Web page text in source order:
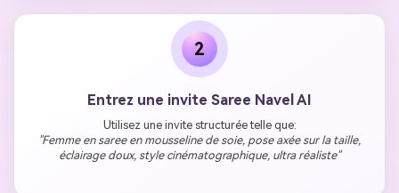
2
Entrez une invite Saree Navel AI
Utilisez une invite structurée telle que:
"Femme en saree en mousseline de soie, pose axée sur la taille,
éclairage doux, style cinématographique, ultra réaliste"